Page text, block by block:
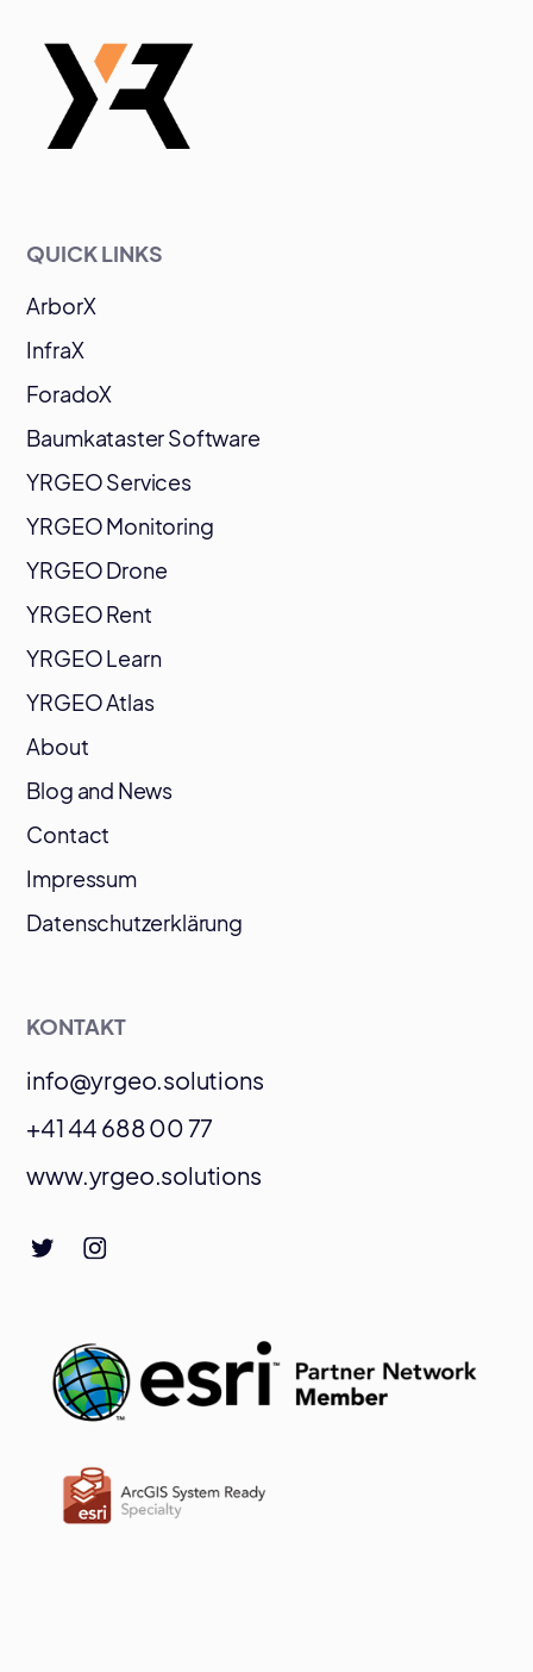
QUICK LINKS
ArborX
InfraX
ForadoX
Baumkataster Software
YRGEO Services
YRGEO Monitoring
YRGEO Drone
YRGEO Rent
YRGEO Learn
YRGEO Atlas
About
Blog and News
Contact
Impressum
Datenschutzerklärung
KONTAKT
info@yrgeo.solutions
+41 44 688 00 77
www.yrgeo.solutions